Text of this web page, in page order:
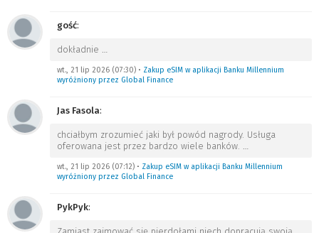
gość:
dokładnie …
wt., 21 lip 2026 (07:30) • Zakup eSIM w aplikacji Banku Millennium
wyróżniony przez Global Finance
Jas Fasola:
chciałbym zrozumieć jaki był powód nagrody. Usługa
oferowana jest przez bardzo wiele banków. …
wt., 21 lip 2026 (07:12) • Zakup eSIM w aplikacji Banku Millennium
wyróżniony przez Global Finance
PykPyk: